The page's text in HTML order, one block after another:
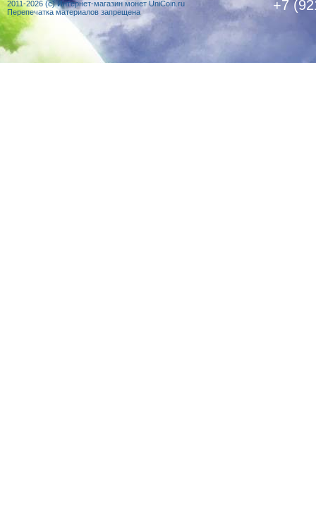
2011-2026 (c) Интернет-магазин монет UniCoin.ru
Перепечатка материалов запрещена
+7